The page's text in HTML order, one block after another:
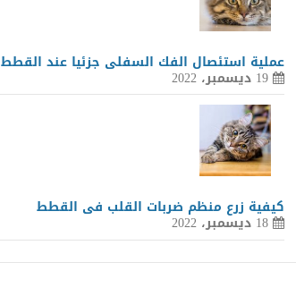
عملية استئصال الفك السفلى جزئيا عند القطط
19 ديسمبر، 2022
كيفية زرع منظم ضربات القلب فى القطط
18 ديسمبر، 2022